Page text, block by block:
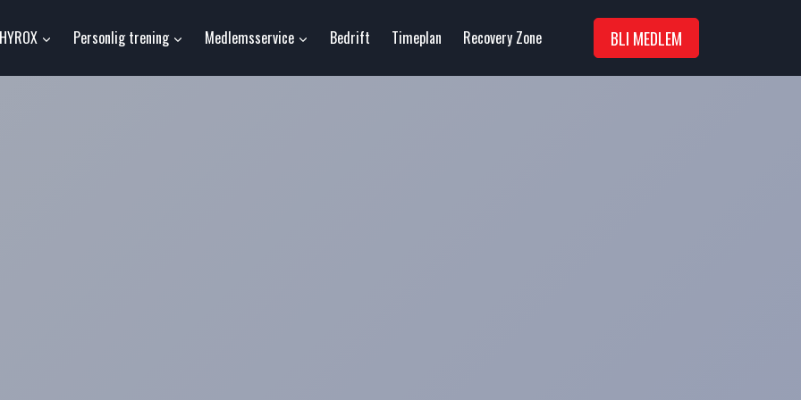
HYROX Personlig trening Medlemsservice Bedrift Timeplan Recovery Zone BLI MEDLEM